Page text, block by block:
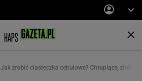
Jak zrobić ciasteczka cebulowe? Chrupiące,